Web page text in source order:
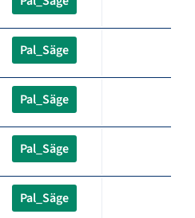
Pal_Säge
Pal_Säge
Pal_Säge
Pal_Säge